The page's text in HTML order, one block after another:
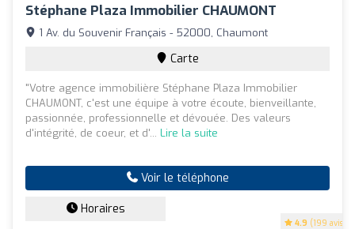
Stéphane Plaza Immobilier CHAUMONT
4.9 (199 avis)
1 Av. du Souvenir Français - 52000, Chaumont
Carte
"Votre agence immobilière Stéphane Plaza Immobilier
CHAUMONT, c'est une équipe à votre écoute, bienveillante,
passionnée, professionnelle et dévouée. Des valeurs
d'intégrité, de coeur, et d'... Lire la suite
Voir le téléphone
Horaires